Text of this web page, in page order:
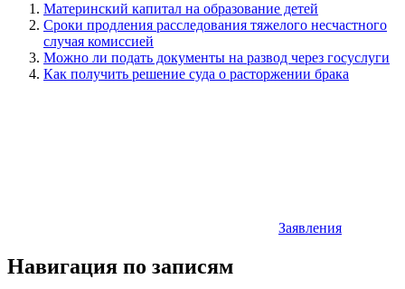
Материнский капитал на образование детей
Сроки продления расследования тяжелого несчастного
случая комиссией
Можно ли подать документы на развод через госуслуги
Как получить решение суда о расторжении брака
Заявления
Навигация по записям